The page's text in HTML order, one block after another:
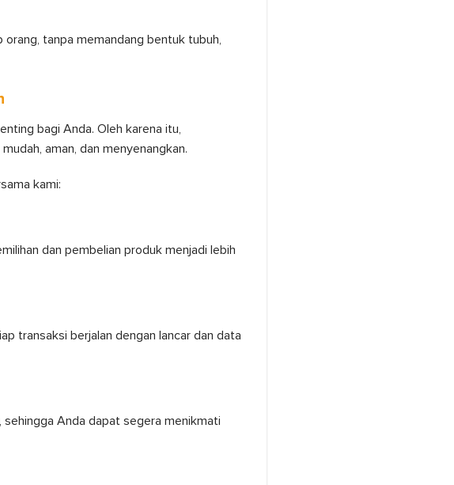
tanpa memandang bentuk tubuh,
bagi Anda. Oleh karena itu,
aman, dan menyenangkan.
kami:
dan pembelian produk menjadi lebih
transaksi berjalan dengan lancar dan data
Anda dapat segera menikmati